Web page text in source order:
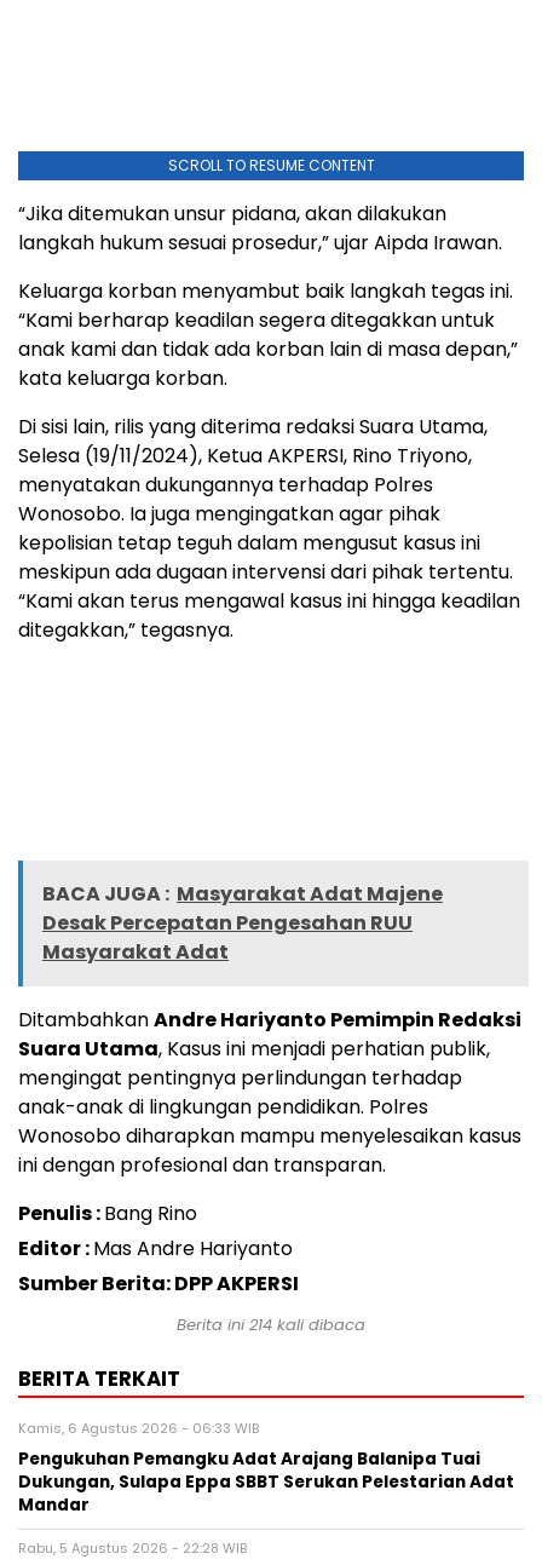
SCROLL TO RESUME CONTENT
“Jika ditemukan unsur pidana, akan dilakukan
langkah hukum sesuai prosedur,” ujar Aipda Irawan.
Keluarga korban menyambut baik langkah tegas ini.
“Kami berharap keadilan segera ditegakkan untuk
anak kami dan tidak ada korban lain di masa depan,”
kata keluarga korban.
Di sisi lain, rilis yang diterima redaksi Suara Utama,
Selesa (19/11/2024), Ketua AKPERSI, Rino Triyono,
menyatakan dukungannya terhadap Polres
Wonosobo. Ia juga mengingatkan agar pihak
kepolisian tetap teguh dalam mengusut kasus ini
meskipun ada dugaan intervensi dari pihak tertentu.
“Kami akan terus mengawal kasus ini hingga keadilan
ditegakkan,” tegasnya.
BACA JUGA : Masyarakat Adat Majene
Desak Percepatan Pengesahan RUU
Masyarakat Adat
DitambahkanAndre Hariyanto Pemimpin Redaksi
Suara Utama, Kasus ini menjadi perhatian publik,
mengingat pentingnya perlindungan terhadap
anak-anak di lingkungan pendidikan. Polres
Wonosobo diharapkan mampu menyelesaikan kasus
ini dengan profesional dan transparan.
Penulis :Bang Rino
Editor :Mas Andre Hariyanto
Sumber Berita: DPP AKPERSI
Berita ini 214 kali dibaca
BERITA TERKAIT
Kamis, 6 Agustus 2026 - 06:33 WIB
Pengukuhan Pemangku Adat Arajang Balanipa Tuai
Dukungan, Sulapa Eppa SBBT Serukan Pelestarian Adat
Mandar
Rabu, 5 Agustus 2026 - 22:28 WIB